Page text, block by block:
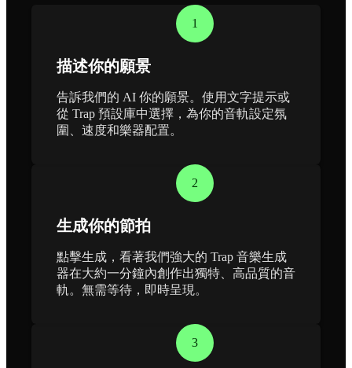
1
描述你的願景
告訴我們的 AI 你的願景。使用文字提示或
從 Trap 預設庫中選擇，為你的音軌設定氛
圍、速度和樂器配置。
2
生成你的節拍
點擊生成，看著我們強大的 Trap 音樂生成
器在大約一分鐘內創作出獨特、高品質的音
軌。無需等待，即時呈現。
3